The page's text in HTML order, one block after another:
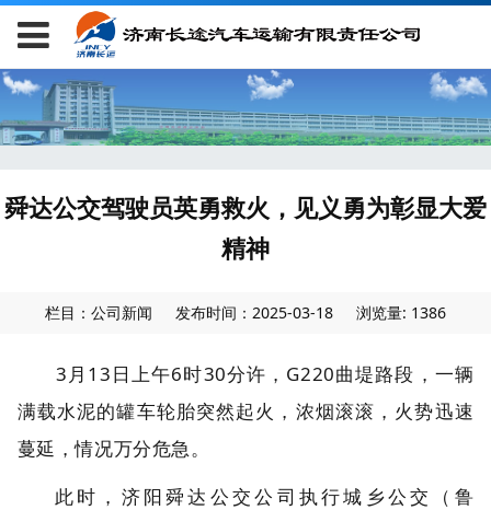
舜达公交驾驶员英勇救火，见义勇为彰显大爱
精神
栏目：公司新闻 发布时间：2025-03-18 浏览量: 1386
3月13日上午6时30分许，G220曲堤路段，一辆
满载水泥的罐车轮胎突然起火，浓烟滚滚，火势迅速
蔓延，情况万分危急。
此时，济阳舜达公交公司执行城乡公交（鲁